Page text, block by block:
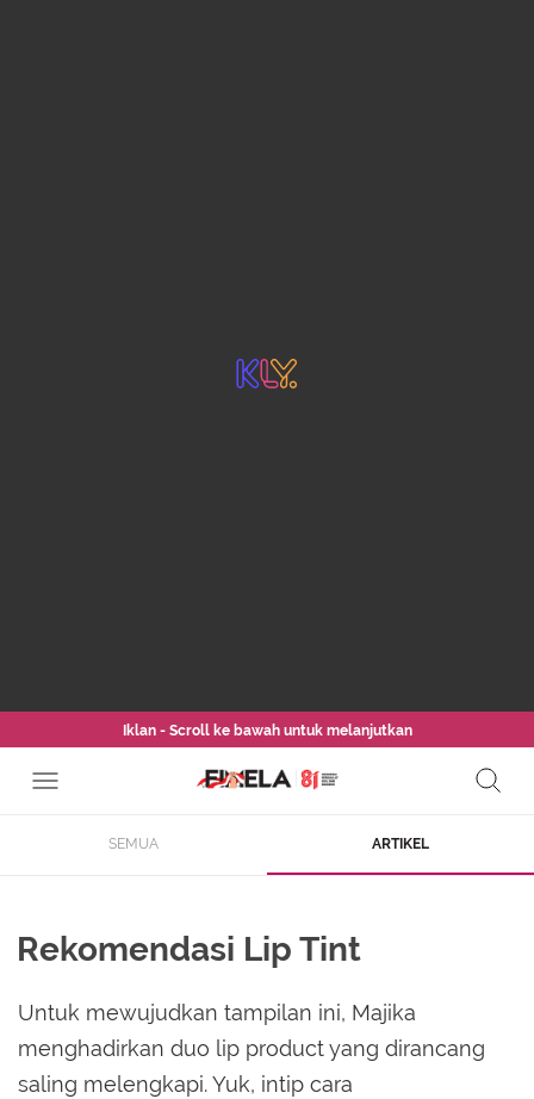
Iklan - Scroll ke bawah untuk melanjutkan
SEMUA ARTIKEL
Rekomendasi Lip Tint
Untuk mewujudkan tampilan ini, Majika
menghadirkan duo lip product yang dirancang
saling melengkapi. Yuk, intip cara